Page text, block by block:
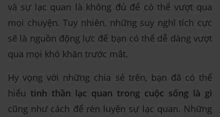
và sự lạc quan là không đủ để có thể vượt qua
mọi chuyện. Tuy nhiên, những suy nghĩ tích cực
sẽ là nguồn động lực để bạn có thể dễ dàng vượt
qua mọi khó khăn trước mắt.
Hy vọng với những chia sẻ trên, bạn đã có thể
hiểu tinh thần lạc quan trong cuộc sống là gì
cũng như cách để rèn luyện sự lạc quan. Những